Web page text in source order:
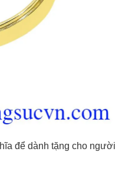
để dành tặng cho người